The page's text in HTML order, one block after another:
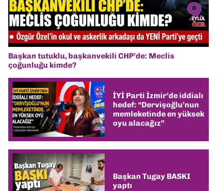
Başkan tutuklu, başkanvekili CHP’de: Meclis
çoğunluğu kimde?
İYİ Parti İzmir’de iddialı
hedef: “Dervişoğlu’nun
memleketinde en yüksek
oyu alacağız”
Başkan Tugay BASKI
yaptı